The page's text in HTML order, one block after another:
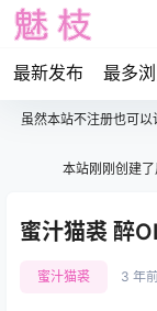
最新发布 最多
虽然本站不注册也可
本站刚刚创建
蜜汁猫裘 醉
蜜汁猫裘 3 年